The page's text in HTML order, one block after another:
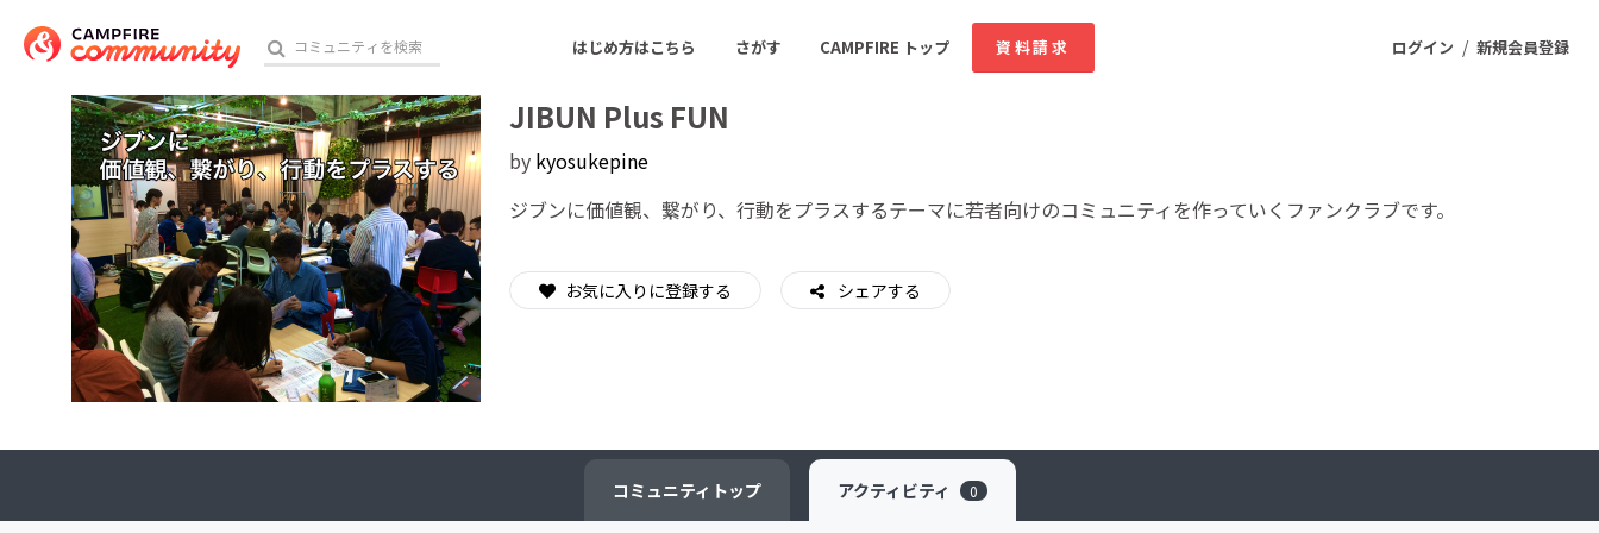
ログイン / 新規会員登録
はじめ方はこちら さがす CAMPFIRE トップ 資料請求
おすすめのコミュニティ 人気のコミュニティ 新着のコミュニティ
アート・写真 音楽 舞台・パフォーマンス
テクノロジー・ガジェット
映像・映画
JIBUN Plus FUN
by kyosukepine
ジブンに価値観、繋がり、行動をプラスするテーマに若者向けのコミュニティを作っていくファンクラブです。
お気に入りに登録する シェアする
コミュニティ トップ アクティビティ 0